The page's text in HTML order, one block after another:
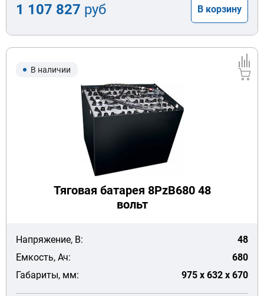
1 107 827 руб В корзину
В наличии
Тяговая батарея 8PzB680 48
вольт
Напряжение, В:
48
Емкость, Ач:
680
Габариты, мм:
975 x 632 x 670